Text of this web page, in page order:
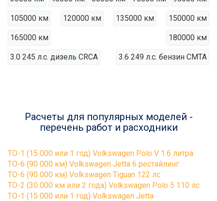
105000 км 120000 км 135000 км 150000 км
165000 км 180000 км
3.0 245 л.с. дизель CRCA 3.6 249 л.с. бензин CMTA
Расчеты для популярных моделей -
перечень работ и расходники
ТО-1 (15 000 или 1 год) Volkswagen Polo V 1.6 литра
ТО-6 (90 000 км) Volkswagen Jetta 6 рестайлинг
ТО-6 (90 000 км) Volkswagen Tiguan 122 лс
ТО-2 (30 000 км или 2 года) Volkswagen Polo 5 110 лс
ТО-1 (15 000 или 1 год) Volkswagen Jetta